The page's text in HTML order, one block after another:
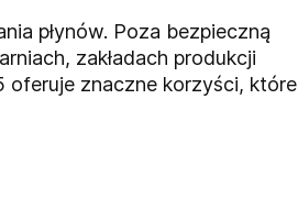
płynów. Poza bezpieczną
zakładach produkcji
oferuje znaczne korzyści, które